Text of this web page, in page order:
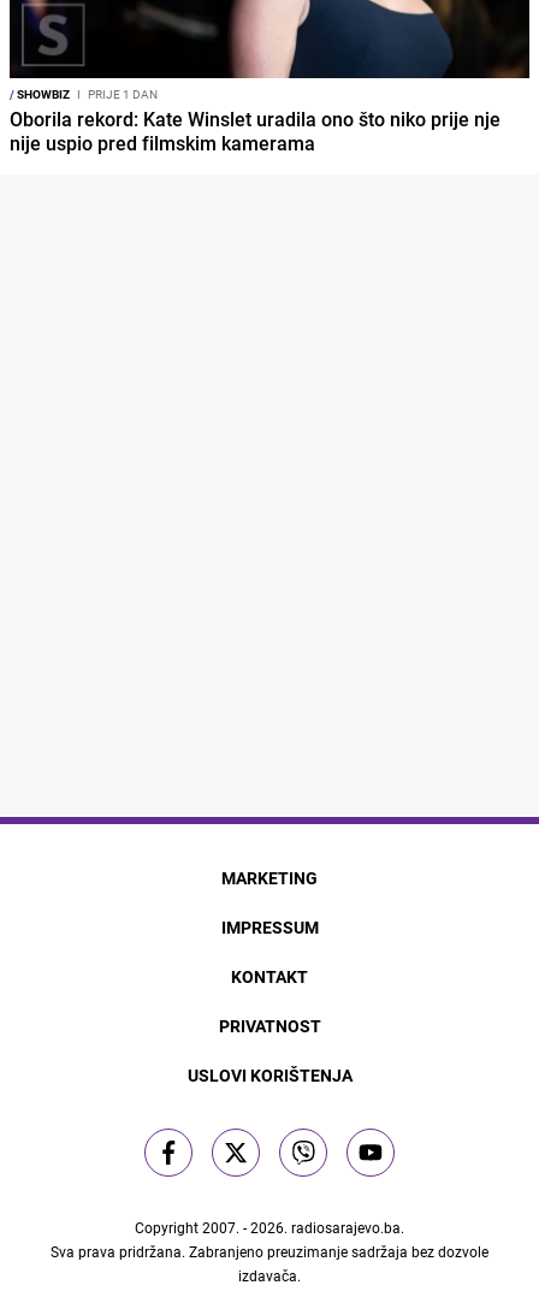
/SHOWBIZ I PRIJE 1 DAN
Oborila rekord: Kate Winslet uradila ono što niko prije nje
nije uspio pred filmskim kamerama
MARKETING
IMPRESSUM
KONTAKT
PRIVATNOST
USLOVI KORIŠTENJA
Copyright 2007. - 2026. radiosarajevo.ba.
Sva prava pridržana. Zabranjeno preuzimanje sadržaja bez dozvole
izdavača.